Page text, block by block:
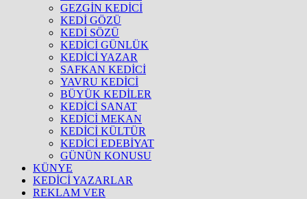
GEZGİN KEDİCİ
KEDİ GÖZÜ
KEDİ SÖZÜ
KEDİCİ GÜNLÜK
KEDİCİ YAZAR
SAFKAN KEDİCİ
YAVRU KEDİCİ
BÜYÜK KEDİLER
KEDİCİ SANAT
KEDİCİ MEKAN
KEDİCİ KÜLTÜR
KEDİCİ EDEBİYAT
GÜNÜN KONUSU
KÜNYE
KEDİCİ YAZARLAR
REKLAM VER